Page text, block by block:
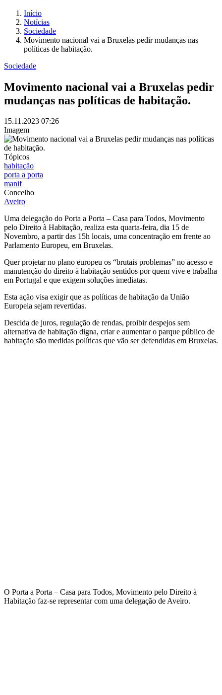
Início
Notícias
Sociedade
Movimento nacional vai a Bruxelas pedir mudanças nas
políticas de habitação.
Sociedade
Movimento nacional vai a Bruxelas pedir
mudanças nas políticas de habitação.
15.11.2023 07:26
Imagem
Tópicos
habitação
porta a porta
manif
Concelho
Aveiro
Uma delegação do Porta a Porta – Casa para Todos, Movimento
pelo Direito à Habitação, realiza esta quarta-feira, dia 15 de
Novembro, a partir das 15h locais, uma concentração em frente ao
Parlamento Europeu, em Bruxelas.
Quer projetar no plano europeu os “brutais problemas” no acesso e
manutenção do direito à habitação sentidos por quem vive e trabalha
em Portugal e que exigem soluções imediatas.
Esta ação visa exigir que as políticas de habitação da União
Europeia sejam revertidas.
Descida de juros, regulação de rendas, proibir despejos sem
alternativa de habitação digna, criar e aumentar o parque público de
habitação são medidas políticas que vão ser defendidas em Bruxelas.
O Porta a Porta – Casa para Todos, Movimento pelo Direito à
Habitação faz-se representar com uma delegação de Aveiro.